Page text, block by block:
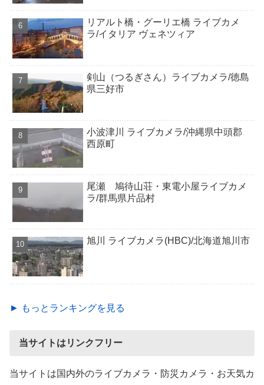
リアルト橋・グーリエ橋 ライブカメ
ラ/イタリア ヴェネツィア
剣山（つるぎさん）ライブカメラ/徳島
県三好市
小波津川 ライブカメラ/沖縄県中頭郡
西原町
尾瀬 鳩待山荘・東電小屋ライブカメ
ラ/群馬県片品村
旭川 ライブカメラ(HBC)/北海道旭川市
► もっとランキングを見る
当サイトはリンクフリー
当サイトは国内外のライブカメラ・防災カメラ・お天気カ